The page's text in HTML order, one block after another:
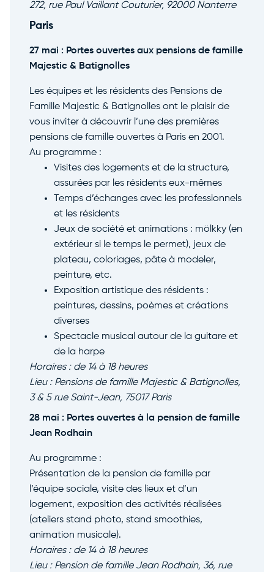
272, rue Paul Vaillant Couturier, 92000 Nanterre
Paris
27 mai : Portes ouvertes aux pensions de famille
Majestic & Batignolles
Les équipes et les résidents des Pensions de
Famille Majestic & Batignolles ont le plaisir de
vous inviter à découvrir l’une des premières
pensions de famille ouvertes à Paris en 2001.
Au programme :
Visites des logements et de la structure,
assurées par les résidents eux-mêmes
Temps d’échanges avec les professionnels
et les résidents
Jeux de société et animations : mölkky (en
extérieur si le temps le permet), jeux de
plateau, coloriages, pâte à modeler,
peinture, etc.
Exposition artistique des résidents :
peintures, dessins, poèmes et créations
diverses
Spectacle musical autour de la guitare et
de la harpe
Horaires : de 14 à 18 heures
Lieu : Pensions de famille Majestic & Batignolles,
3 & 5 rue Saint-Jean, 75017 Paris
28 mai : Portes ouvertes à la pension de famille
Jean Rodhain
Au programme :
Présentation de la pension de famille par
l’équipe sociale, visite des lieux et d’un
logement, exposition des activités réalisées
(ateliers stand photo, stand smoothies,
animation musicale).
Horaires : de 14 à 18 heures
Lieu : Pension de famille Jean Rodhain, 36, rue